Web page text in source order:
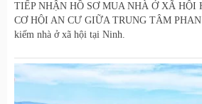
TIẾP NHẬN HỒ SƠ MUA NHÀ Ở XÃ HỘI
CƠ HỘI AN CƯ GIỮA TRUNG TÂM PHAN
kiếm nhà ở xã hội tại Ninh.